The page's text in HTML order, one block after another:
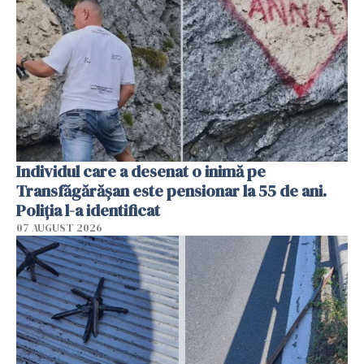
Individul care a desenat o inimă pe
Transfăgărășan este pensionar la 55 de ani.
Poliția l-a identificat
07 AUGUST 2026